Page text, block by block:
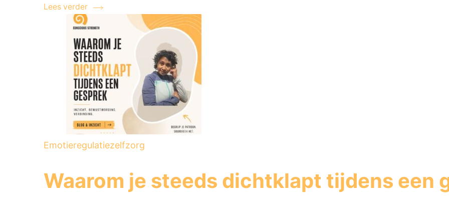
Lees verder
Emotieregulatiezelfzorg
Waarom je steeds dichtklapt tijdens een